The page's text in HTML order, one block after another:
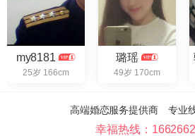
my8181
25岁 166cm
璐瑶
49岁 170cm
高端婚恋服务提供商 专业
幸福热线：